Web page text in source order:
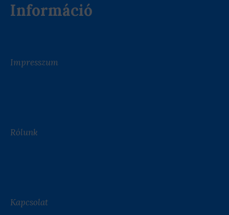
Információ
Impresszum
Rólunk
Kapcsolat